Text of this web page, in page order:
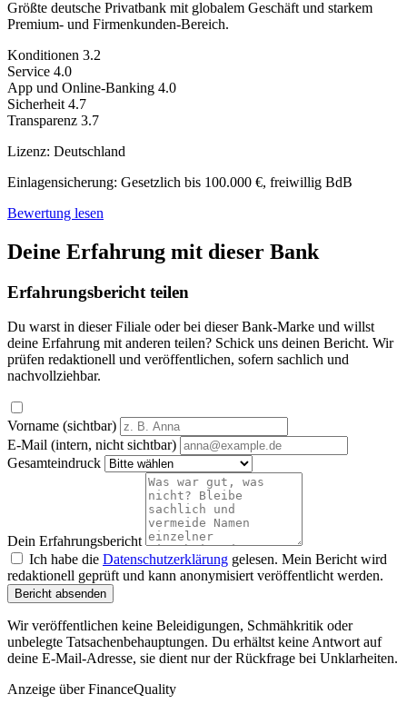
Größte deutsche Privatbank mit globalem Geschäft und starkem
Premium- und Firmenkunden-Bereich.
Konditionen 3.2
Service 4.0
App und Online-Banking 4.0
Sicherheit 4.7
Transparenz 3.7
Lizenz: Deutschland
Einlagensicherung: Gesetzlich bis 100.000 €, freiwillig BdB
Bewertung lesen
Deine Erfahrung mit dieser Bank
Erfahrungsbericht teilen
Du warst in dieser Filiale oder bei dieser Bank-Marke und willst
deine Erfahrung mit anderen teilen? Schick uns deinen Bericht. Wir
prüfen redaktionell und veröffentlichen, sofern sachlich und
nachvollziehbar.
Vorname (sichtbar)
E-Mail (intern, nicht sichtbar)
Gesamteindruck
Dein Erfahrungsbericht
Ich habe die Datenschutzerklärung gelesen. Mein Bericht wird
redaktionell geprüft und kann anonymisiert veröffentlicht werden.
Bericht absenden
Wir veröffentlichen keine Beleidigungen, Schmähkritik oder
unbelegte Tatsachenbehauptungen. Du erhältst keine Antwort auf
deine E-Mail-Adresse, sie dient nur der Rückfrage bei Unklarheiten.
Anzeige über FinanceQuality